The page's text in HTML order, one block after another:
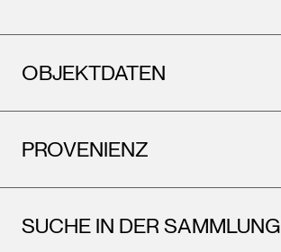
OBJEKTDATEN
PROVENIENZ
SUCHE IN DER SAMMLUNG